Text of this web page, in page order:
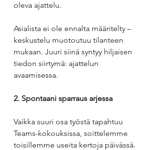
oleva ajattelu.
Asialista ei ole ennalta määritelty –
keskustelu muotoutuu tilanteen
mukaan. Juuri siinä syntyy hiljaisen
tiedon siirtymä: ajattelun
avaamisessa.
2. Spontaani sparraus arjessa
Vaikka suuri osa työstä tapahtuu
Teams-kokouksissa, soittelemme
toisillemme useita kertoja päivässä.